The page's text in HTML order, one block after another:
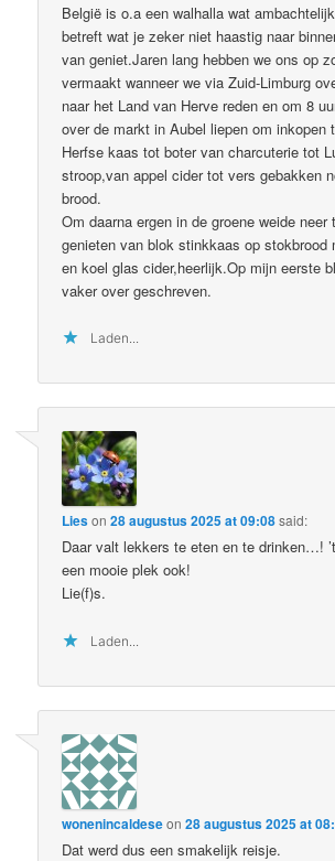
België is o.a een walhalla wat
betreft wat je zeker niet haastig naar
van geniet.Jaren lang hebben we ons op
vermaakt wanneer we via Zuid-Limburg
naar het Land van Herve reden en om 8
over de markt in Aubel liepen om inkopen
Herfse kaas tot boter van charcuterie tot
stroop,van appel cider tot vers gebakken
brood.
Om daarna ergen in de groene weide
genieten van blok stinkkaas op stokbrood
en koel glas cider,heerlijk.Op mijn eerste
vaker over geschreven.
Laden...
Lieson28 augustus 2025 at 09:08said:
Daar valt lekkers te eten en te drinken…!
een mooie plek ook!
Lie(f)s.
Laden...
wonenincaldeseon28 augustus 2025 at
Dat werd dus een smakelijk reisje.